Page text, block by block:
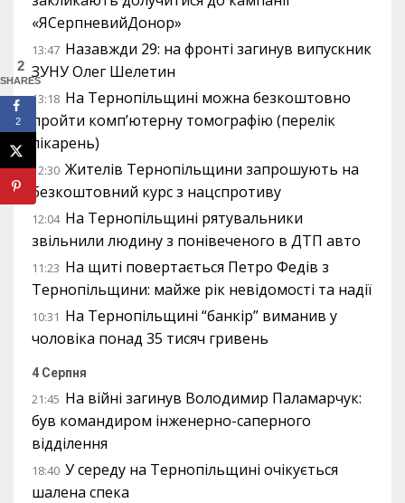
«ЯСерпневийДонор»
13:47 Назавжди 29: на фронті загинув випускник
ЗУНУ Олег Шелетин
13:18 На Тернопільщині можна безкоштовно
пройти комп’ютерну томографію (перелік
лікарень)
12:30 Жителів Тернопільщини запрошують на
безкоштовний курс з нацспротиву
12:04 На Тернопільщині рятувальники
звільнили людину з понівеченого в ДТП авто
11:23 На щиті повертається Петро Федів з
Тернопільщини: майже рік невідомості та надії
10:31 На Тернопільщині “банкір” виманив у
чоловіка понад 35 тисяч гривень
4 Серпня
21:45 На війні загинув Володимир Паламарчук:
був командиром інженерно-саперного
відділення
18:40 У середу на Тернопільщині очікується
шалена спека
2
SHARES
2